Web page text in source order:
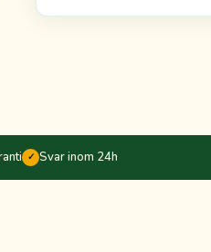
✓ Svar inom 24h